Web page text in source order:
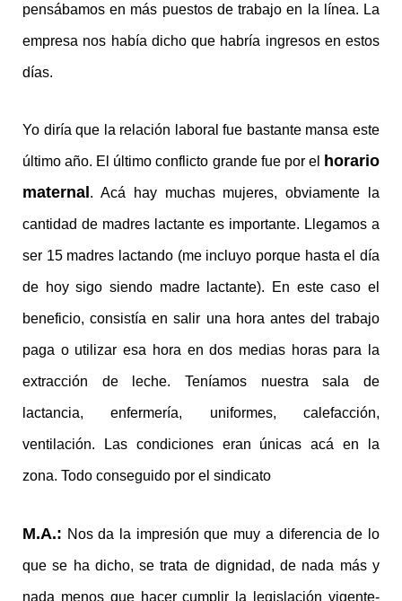
pensábamos en más puestos de trabajo en la línea. La
empresa nos había dicho que habría ingresos en estos
días.
Yo diría que la relación laboral fue bastante mansa este
último año. El último conflicto grande fue por el
horario
maternal . Acá hay muchas mujeres, obviamente la
cantidad de madres lactante es importante. Llegamos a
ser 15 madres lactando (me incluyo porque hasta el día
de hoy sigo siendo madre lactante). En este caso el
beneficio, consistía en salir una hora antes del trabajo
paga o utilizar esa hora en dos medias horas para la
extracción de leche. Teníamos nuestra sala de
lactancia, enfermería, uniformes, calefacción,
ventilación. Las condiciones eran únicas acá en la
zona. Todo conseguido por el sindicato
M.A.: Nos da la impresión que muy a diferencia de lo
que se ha dicho, se trata de dignidad, de nada más y
nada menos que hacer cumplir la legislación vigente-